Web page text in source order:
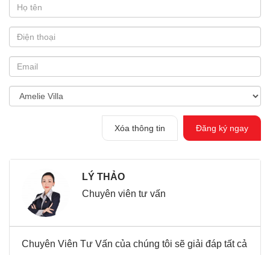
Xóa thông tin Đăng ký ngay
LÝ THẢO
Chuyên viên tư vấn
Chuyên Viên Tư Vấn của chúng tôi sẽ giải đáp tất cả